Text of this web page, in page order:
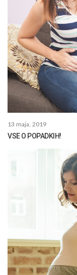
13 maja, 2019
VSE O POPADKIH!